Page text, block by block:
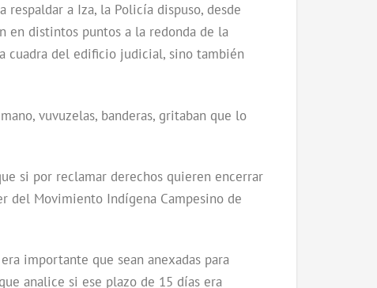
a Iza, la Policía dispuso, desde
en distintos puntos a la redonda de la
cuadra del edificio judicial, sino también
vuvuzelas, banderas, gritaban que lo
si por reclamar derechos quieren encerrar
del Movimiento Indígena Campesino de
importante que sean anexadas para
analice si ese plazo de 15 días era